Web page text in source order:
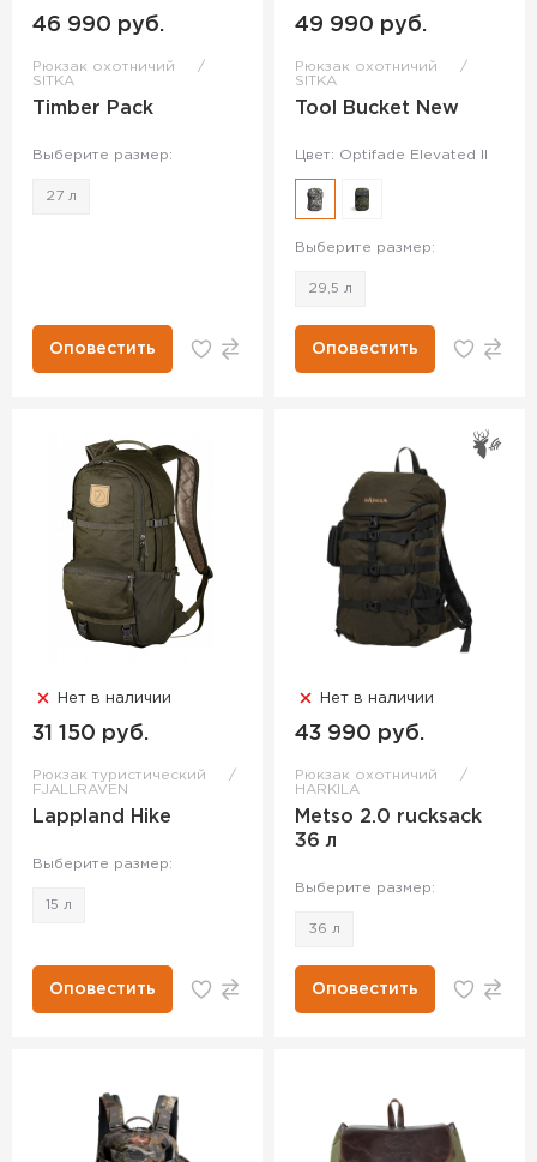
46 990 руб.
Рюкзак охотничий
SITKA
Timber Pack
Выберите размер:
27 л
Оповестить
49 990 руб.
Рюкзак охотничий
SITKA
Tool Bucket New
Цвет: Optifade Elevated II
Выберите размер:
29,5 л
Оповестить
Нет в наличии
31 150 руб.
Рюкзак туристический
FJALLRAVEN
Lappland Hike
Выберите размер:
15 л
Оповестить
Нет в наличии
43 990 руб.
Рюкзак охотничий
HARKILA
Metso 2.0 rucksack
36 л
Выберите размер:
36 л
Оповестить